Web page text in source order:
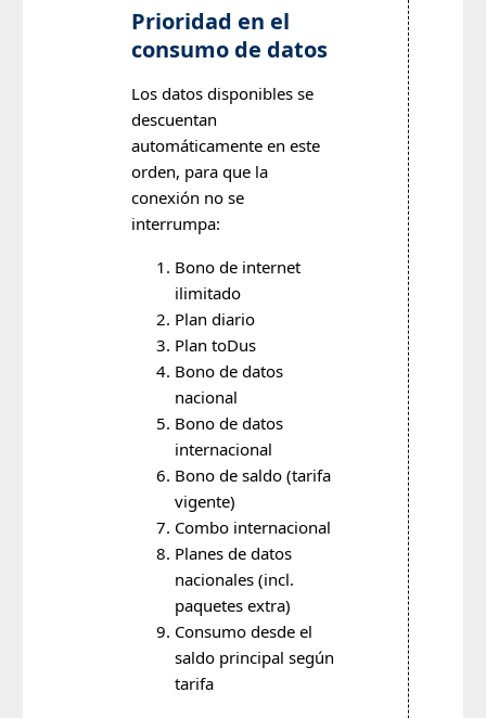
Prioridad en el
consumo de datos
Los datos disponibles se
descuentan
automáticamente en este
orden, para que la
conexión no se
interrumpa:
Bono de internet
ilimitado
Plan diario
Plan toDus
Bono de datos
nacional
Bono de datos
internacional
Bono de saldo (tarifa
vigente)
Combo internacional
Planes de datos
nacionales (incl.
paquetes extra)
Consumo desde el
saldo principal según
tarifa